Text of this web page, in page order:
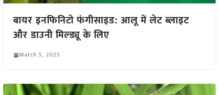
बायर इनफिनिटो फंगीसाइड: आलू में लेट ब्लाइट
और डाउनी मिल्ड्यू के लिए
March 5, 2025